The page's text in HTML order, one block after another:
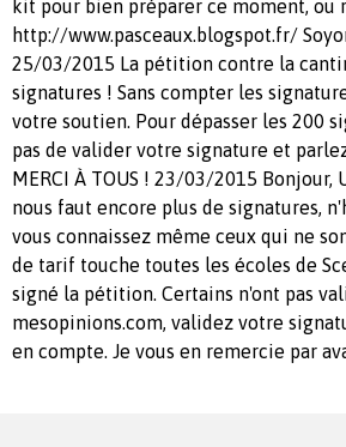
kit pour bien préparer ce moment,
http://www.pasceaux.blogspot.fr/
25/03/2015 La pétition contre la
signatures ! Sans compter les
votre soutien. Pour dépasser les 200
pas de valider votre signature et
MERCI À TOUS ! 23/03/2015
nous faut encore plus de signatures,
vous connaissez même ceux qui ne
de tarif touche toutes les écoles de
signé la pétition. Certains n'ont pas
mesopinions.com, validez votre
en compte. Je vous en remercie par